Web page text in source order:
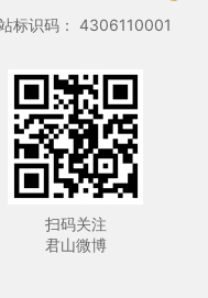
标识码： 4306110001
扫码关注
君山微博